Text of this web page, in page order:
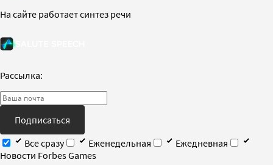
На сайте работает синтез речи
Рассылка:
Подписаться
Все сразу
Еженедельная
Ежедневная
Новости Forbes Games